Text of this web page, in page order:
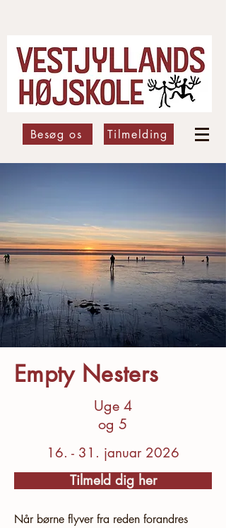
Besøg os Tilmelding
Empty Nesters
Uge 4
og 5
16. - 31. januar 2026
Tilmeld dig her
Når børne flyver fra reden forandres